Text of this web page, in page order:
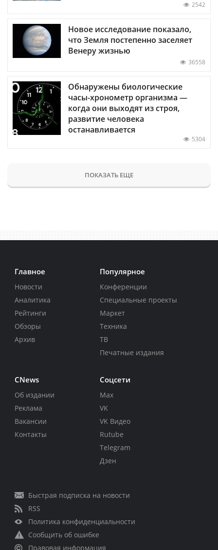
2542
Новое исследование показало,
что Земля постепенно заселяет
Венеру жизнью
36558
Обнаружены биологические
часы-хронометр организма —
когда они выходят из строя,
развитие человека
останавливается
5304
ПОКАЗАТЬ ЕЩЕ
Главное
Новости
Аналитика
Рейтинги
Обзоры
Архив
Популярное
Конференции
Специальные проекты
Маркет
Техника
ТВ
Печатные издания
CNews
Об издании
Реклама
Вакансии
Контакты
Соцсети
Max
VK
VK Видео
Rutube
Telegram
Дзен
Быстрая подписка на новости
RSS
Политика конфиденциальности
Сообщить об ошибке
Правовая информация